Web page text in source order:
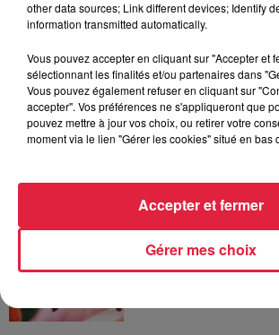
robinets
6 août 2026
Tags antisémites à
Catherine
6 août 2026
Au zoo de Mulhouse
avec les flamants
other data sources; Link different devices; Identify
information transmitted automatically.
Vous pouvez accepter en cliquant sur "Accepter et
sélectionnant les finalités et/ou partenaires dans
Vous pouvez également refuser en cliquant sur
accepter". Vos préférences ne s'appliqueront que
pouvez mettre à jour vos choix, ou retirer votre
moment via le lien "Gérer les cookies" situé en bas
Gérer mes choix
Accepter et fermer